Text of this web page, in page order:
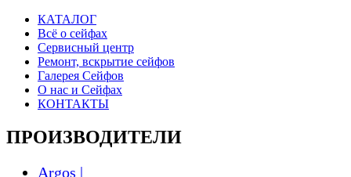
КАТАЛОГ
Всё о сейфах
Сервисный центр
Ремонт, вскрытие сейфов
Галерея Сейфов
О нас и Сейфах
КОНТАКТЫ
ПРОИЗВОДИТЕЛИ
Argos |